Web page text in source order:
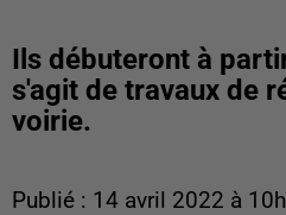
Ils débuteront à
s'agit de travaux de
voirie.
Publié : 14 avril 2022 à